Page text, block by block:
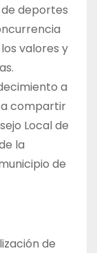
deportes
valores y
a
a compartir
Local de
la
de
de